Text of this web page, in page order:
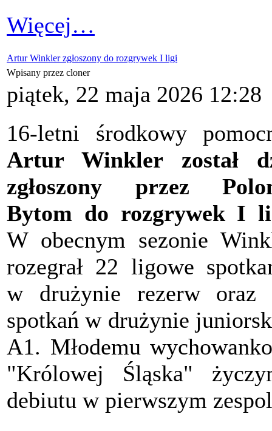
Więcej…
Artur Winkler zgłoszony do rozgrywek I ligi
Wpisany przez cloner
piątek, 22 maja 2026 12:28
16-letni środkowy
Artur Winkler został
zgłoszony przez
Bytom do rozgrywek I
W obecnym sezonie
rozegrał 22 ligowe
w drużynie rezerw oraz
spotkań w drużynie
A1. Młodemu
"Królowej Śląska"
debiutu w pierwszym